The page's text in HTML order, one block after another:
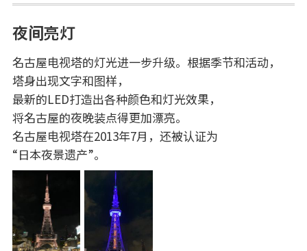
夜间亮灯
名古屋电视塔的灯光进一步升级。根据季节和活动，
塔身出现文字和图样，
最新的LED打造出各种颜色和灯光效果，
将名古屋的夜晚装点得更加漂亮。
名古屋电视塔在2013年7月，还被认证为
“日本夜景遗产”。